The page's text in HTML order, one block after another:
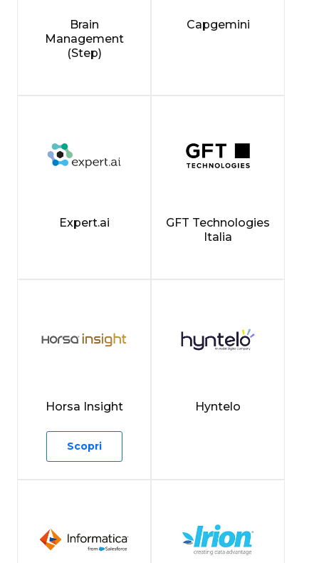
Brain
Management
(Step)
Capgemini
Expert.ai
GFT Technologies
Italia
Horsa Insight
Scopri
Hyntelo